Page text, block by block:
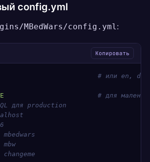
config.yml
MBedWars/config.yml:
Копировать
# или en, de
# для
для production
mbedwars
mbw
changeme